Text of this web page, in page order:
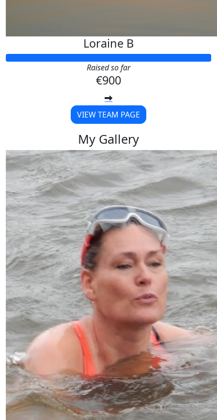
Loraine B
Raised so far
€900
VIEW TEAM PAGE
My Gallery